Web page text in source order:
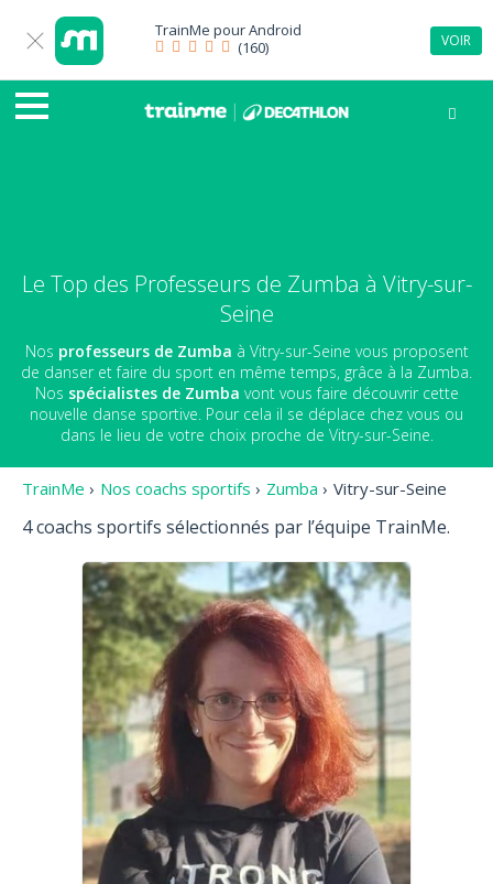
TrainMe pourAndroid
(160)
VOIR
Le Top des Professeurs de Zumba à Vitry-sur-
Seine
Nos professeurs de Zumba à Vitry-sur-Seine vous proposent
de danser et faire du sport en même temps, grâce à la Zumba.
Nos spécialistes de Zumba vont vous faire découvrir cette
nouvelle danse sportive. Pour cela il se déplace chez vous ou
dans le lieu de votre choix proche de Vitry-sur-Seine.
TrainMe › Nos coachs sportifs › Zumba › Vitry-sur-Seine
4 coachs sportifs sélectionnés par l’équipe TrainMe.